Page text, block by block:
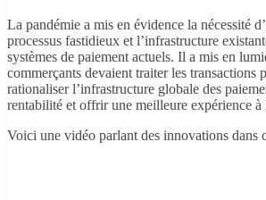
La pandémie a mis en évidence la nécessité
processus fastidieux et l’infrastructure
systèmes de paiement actuels. Il a mis en
commerçants devaient traiter les transactions
rationaliser l’infrastructure globale des
rentabilité et offrir une meilleure expérience à
Voici une vidéo parlant des innovations dans